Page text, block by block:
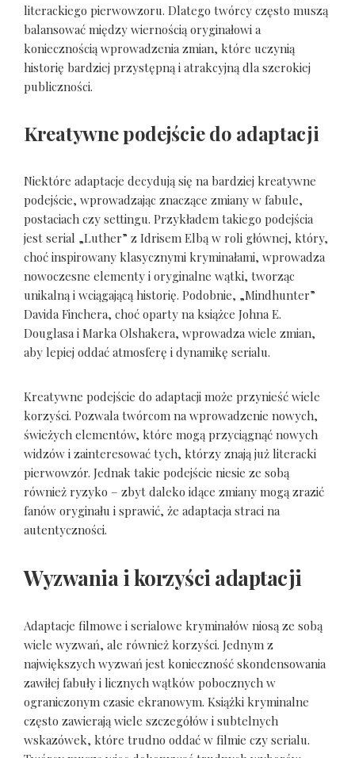
literackiego pierwowzoru. Dlatego twórcy często muszą
balansować między wiernością oryginałowi a
koniecznością wprowadzenia zmian, które uczynią
historię bardziej przystępną i atrakcyjną dla szerokiej
publiczności.
Kreatywne podejście do adaptacji
Niektóre adaptacje decydują się na bardziej kreatywne
podejście, wprowadzając znaczące zmiany w fabule,
postaciach czy settingu. Przykładem takiego podejścia
jest serial „Luther” z Idrisem Elbą w roli głównej, który,
choć inspirowany klasycznymi kryminałami, wprowadza
nowoczesne elementy i oryginalne wątki, tworząc
unikalną i wciągającą historię. Podobnie, „Mindhunter”
Davida Finchera, choć oparty na książce Johna E.
Douglasa i Marka Olshakera, wprowadza wiele zmian,
aby lepiej oddać atmosferę i dynamikę serialu.
Kreatywne podejście do adaptacji może przynieść wiele
korzyści. Pozwala twórcom na wprowadzenie nowych,
świeżych elementów, które mogą przyciągnąć nowych
widzów i zainteresować tych, którzy znają już literacki
pierwowzór. Jednak takie podejście niesie ze sobą
również ryzyko – zbyt daleko idące zmiany mogą zrazić
fanów oryginału i sprawić, że adaptacja straci na
autentyczności.
Wyzwania i korzyści adaptacji
Adaptacje filmowe i serialowe kryminałów niosą ze sobą
wiele wyzwań, ale również korzyści. Jednym z
największych wyzwań jest konieczność skondensowania
zawiłej fabuły i licznych wątków pobocznych w
ograniczonym czasie ekranowym. Książki kryminalne
często zawierają wiele szczegółów i subtelnych
wskazówek, które trudno oddać w filmie czy serialu.